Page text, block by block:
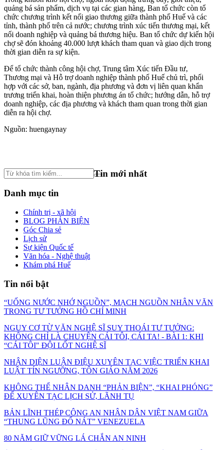
quảng bá sản phẩm, dịch vụ tại các gian hàng, Ban tổ chức còn tổ
chức chương trình kết nối giao thương giữa thành phố Huế và các
tỉnh, thành phố trên cả nước; chương trình xúc tiến thương mại, kết
nối doanh nghiệp và quảng bá thương hiệu. Ban tổ chức dự kiến hội
chợ sẽ đón khoảng 40.000 lượt khách tham quan và giao dịch trong
thời gian diễn ra sự kiện.
Để tổ chức thành công hội chợ, Trung tâm Xúc tiến Đầu tư,
Thương mại và Hỗ trợ doanh nghiệp thành phố Huế chủ trì, phối
hợp với các sở, ban, ngành, địa phương và đơn vị liên quan khẩn
trương triển khai, hoàn thiện phương án tổ chức; hướng dẫn, hỗ trợ
doanh nghiệp, các địa phương và khách tham quan trong thời gian
diễn ra hội chợ.
Nguồn: huengaynay
Tin mới nhất
Danh mục tin
Chính trị - xã hội
BLOG PHẢN BIỆN
Góc Chia sẻ
Lịch sử
Sự kiện Quốc tế
Văn hóa - Nghệ thuật
Khám phá Huế
Tin nổi bật
“UỐNG NƯỚC NHỚ NGUỒN”, MẠCH NGUỒN NHÂN VĂN
TRONG TƯ TƯỞNG HỒ CHÍ MINH
NGUY CƠ TỪ VĂN NGHỆ SĨ SUY THOÁI TƯ TƯỞNG:
KHÔNG CHỈ LÀ CHUYỆN CÁI TÔI, CÁI TA! - BÀI 1: KHI
“CÁI TÔI" ĐỘI LỐT NGHỆ SĨ
NHẬN DIỆN LUẬN ĐIỆU XUYÊN TẠC VIỆC TRIỂN KHAI
LUẬT TÍN NGƯỠNG, TÔN GIÁO NĂM 2026
KHÔNG THỂ NHÂN DANH “PHẢN BIỆN”, “KHAI PHÓNG”
ĐỂ XUYÊN TẠC LỊCH SỬ, LÃNH TỤ
BẢN LĨNH THÉP CÔNG AN NHÂN DÂN VIỆT NAM GIỮA
“THUNG LŨNG ĐỔ NÁT” VENEZUELA
80 NĂM GIỮ VỮNG LÁ CHẮN AN NINH